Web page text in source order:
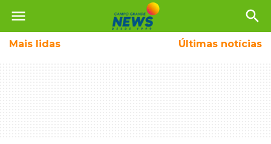
menu search
Mais lidas Últimas notícias